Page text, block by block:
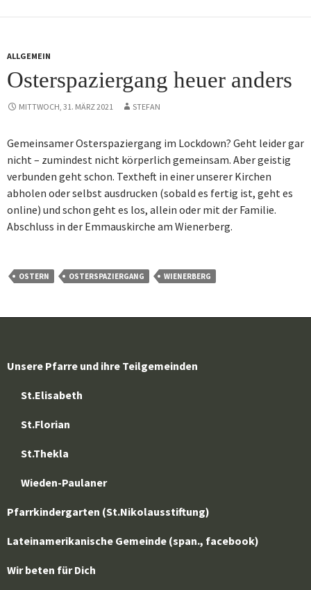
ALLGEMEIN
Osterspaziergang heuer anders
MITTWOCH, 31. MÄRZ 2021 STEFAN
Gemeinsamer Osterspaziergang im Lockdown? Geht leider gar
nicht – zumindest nicht körperlich gemeinsam. Aber geistig
verbunden geht schon. Textheft in einer unserer Kirchen
abholen oder selbst ausdrucken (sobald es fertig ist, geht es
online) und schon geht es los, allein oder mit der Familie.
Abschluss in der Emmauskirche am Wienerberg.
OSTERN OSTERSPAZIERGANG WIENERBERG
Unsere Pfarre und ihre Teilgemeinden
St.Elisabeth
St.Florian
St.Thekla
Wieden-Paulaner
Pfarrkindergarten (St.Nikolausstiftung)
Lateinamerikanische Gemeinde (span., facebook)
Wir beten für Dich